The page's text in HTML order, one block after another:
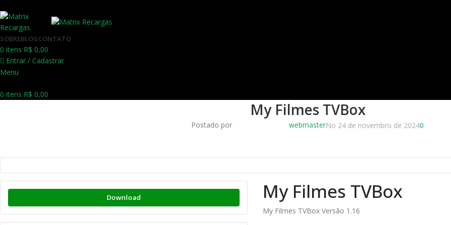
SOBREBLOGCONTATO
0 itens R$ 0,00
Entrar / Cadastrar
Menu
0 itens R$ 0,00
My Filmes TVBox
Postado por webmasterNo 24 de novembro de 20240
Download My Filmes TVBox
My Filmes TVBox Versão 1.16